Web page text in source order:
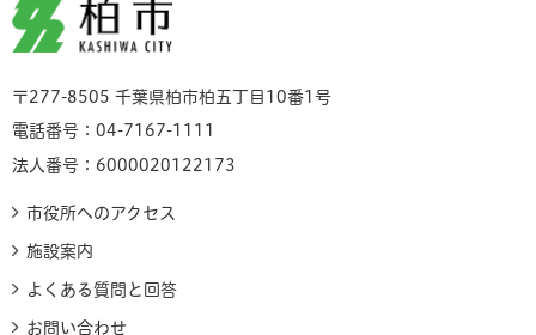
柏市
〒277-8505 千葉県柏市柏五丁目10番1号
電話番号：04-7167-1111
法人番号：6000020122173
市役所へのアクセス
施設案内
よくある質問と回答
お問い合わせ